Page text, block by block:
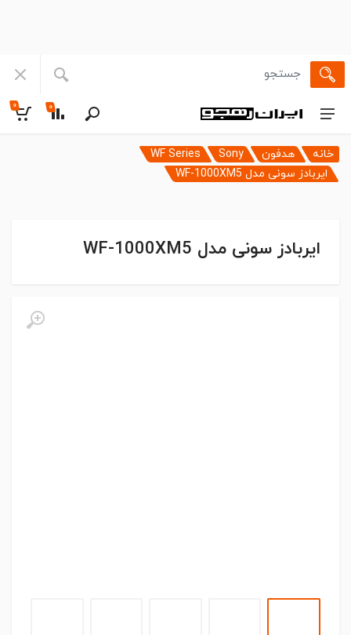
۰ ۰
خانه هدفون Sony
WF Series
ایربادز سونی مدل WF-1000XM5
ایربادز سونی مدل WF-1000XM5